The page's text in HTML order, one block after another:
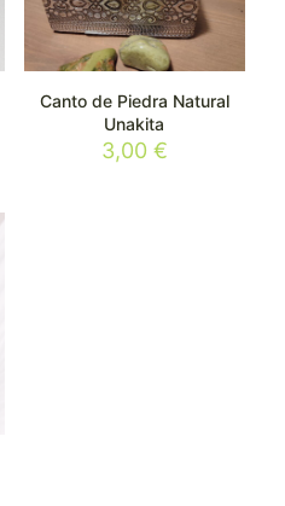
Canto de Piedra Natural
Unakita
3,00 €